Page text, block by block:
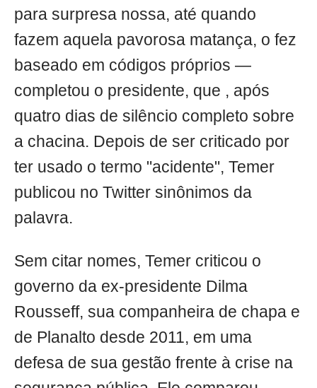
para surpresa nossa, até quando
fazem aquela pavorosa matança, o fez
baseado em códigos próprios —
completou o presidente, que , após
quatro dias de silêncio completo sobre
a chacina. Depois de ser criticado por
ter usado o termo "acidente", Temer
publicou no Twitter sinônimos da
palavra.
Sem citar nomes, Temer criticou o
governo da ex-presidente Dilma
Rousseff, sua companheira de chapa e
de Planalto desde 2011, em uma
defesa de sua gestão frente à crise na